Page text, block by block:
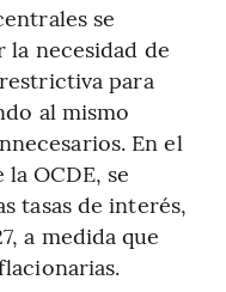
se
la necesidad de
para
al mismo
En el
OCDE, se
tasas de interés,
a medida que